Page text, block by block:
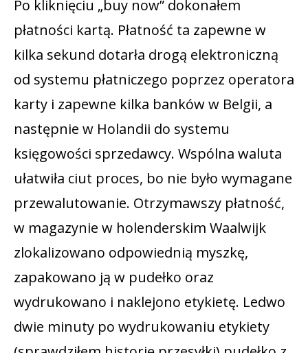
Po kliknięciu „buy now” dokonałem
płatności kartą. Płatność ta zapewne w
kilka sekund dotarła drogą elektroniczną
od systemu płatniczego poprzez operatora
karty i zapewne kilka banków w Belgii, a
następnie w Holandii do systemu
księgowości sprzedawcy. Wspólna waluta
ułatwiła ciut proces, bo nie było wymagane
przewalutowanie. Otrzymawszy płatność,
w magazynie w holenderskim Waalwijk
zlokalizowano odpowiednią myszkę,
zapakowano ją w pudełko oraz
wydrukowano i naklejono etykietę. Ledwo
dwie minuty po wydrukowaniu etykiety